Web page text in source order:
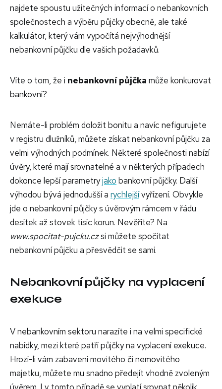
najdete spoustu užitečných informací o nebankovních
společnostech a výběru půjčky obecně, ale také
kalkulátor, který vám vypočítá nejvýhodnější
nebankovní půjčku dle vašich požadavků.
Víte o tom, že i nebankovní půjčka může konkurovat
bankovní?
Nemáte-li problém doložit bonitu a navíc nefigurujete
v registru dlužníků, můžete získat nebankovní půjčku za
velmi výhodných podmínek. Některé společnosti nabízí
úvěry, které mají srovnatelné a v některých případech
dokonce lepší parametryjako bankovní půjčky. Další
výhodou bývá jednodušší a rychlejšívyřízení. Obvykle
jde o nebankovní půjčky s úvěrovým rámcem v řádu
desítek až stovek tisíc korun. Nevěříte? Na
www.spocitat-pujcku.czsi můžete spočítat
nebankovní půjčku a přesvědčit se sami.
Nebankovní půjčky na vyplacení
exekuce
V nebankovním sektoru narazíte i na velmi specifické
nabídky, mezi které patří půjčky na vyplacení exekuce.
Hrozí-li vám zabavení movitého či nemovitého
majetku, můžete mu snadno předejít vhodně zvoleným